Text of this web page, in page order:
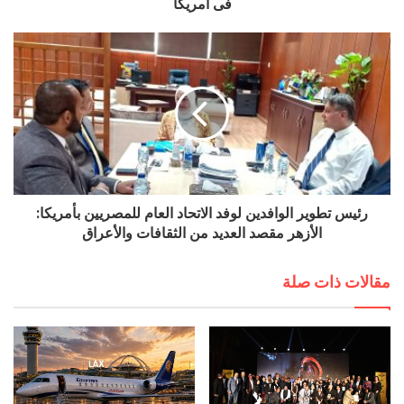
(6)
الدكتوره سهير منتصر عضوًا (قطر).
(7)
الأستاذ محمد أبو العيش؛ عضوًا (السعودية).
الأستاذ صفوت علي البنا؛ عضوًا (أستراليا).
الدكتور محمد محمد فريد عزت؛ عضوًا (لبنان).
(11) الأستاذ سعيد محمود عثمان؛ عضوًا (هولندا).
(12) الأستاذ السعيد محمد السعيد المغربي؛ عضوًا
(أوزباكستان).
(14) الأستاذ محمود محمد عبدالنبي محمد فضل؛ عضوًا
(سويسرا).
(15) عبدالرحيم سليمان الخولي؛ عضوًا ( فرنسا).
وصرح المهندس إسماعيل أحمد علي عن سعادته بنجاح
رئيس تطوير الوافدين لوفد الاتحاد العام للمصريين بأمريكا:
الأزهر مقصد العديد من الثقافات والأعراق
مقالات ذات صلة